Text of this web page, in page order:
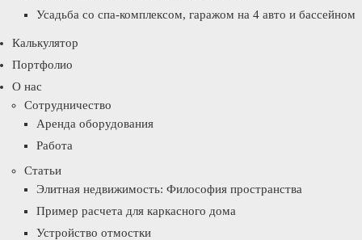
Усадьба со спа-комплексом, гаражом на 4 авто и бассейном
Калькулятор
Портфолио
О нас
Сотрудничество
Аренда оборудования
Работа
Статьи
Элитная недвижимость: Философия пространства
Пример расчета для каркасного дома
Устройство отмостки